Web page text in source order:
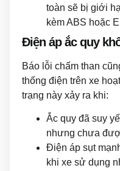
toàn sẽ bị giới
kèm ABS hoặc
Điện áp ắc quy
Báo lỗi chấm than
thống điện trên xe
trạng này xảy ra khi:
Ắc quy đã suy
nhưng chưa
Điện áp sụt
khi xe sử dụng